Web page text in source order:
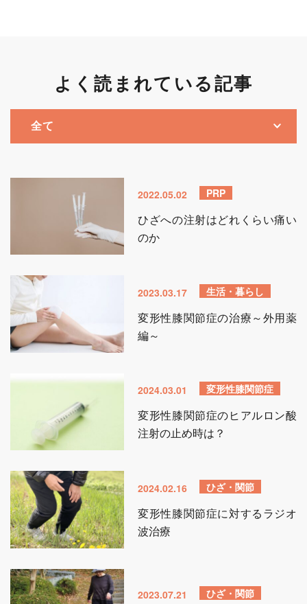
よく読まれている記事
2022.05.02 PRP
ひざへの注射はどれくらい痛い
のか
2023.03.17 生活・暮らし
変形性膝関節症の治療～外用薬
編～
2024.03.01 変形性膝関節症
変形性膝関節症のヒアルロン酸
注射の止め時は？
2024.02.16 ひざ・関節
変形性膝関節症に対するラジオ
波治療
2023.07.21 ひざ・関節